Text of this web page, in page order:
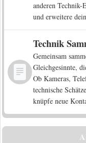
anderen Technik-
und erweitere
Technik
Gemeinsam
Gleichgesinnte,
Ob Kameras,
technische
knüpfe neue